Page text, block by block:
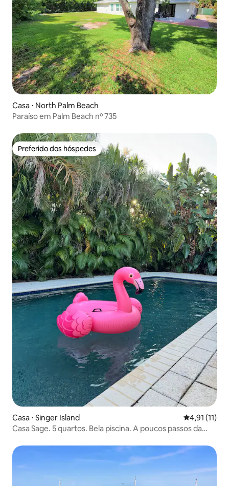
Casa ⋅ North Palm Beach
Paraíso em Palm Beach nº 735
Preferido dos hóspedes
Preferido dos hóspedes
Casa ⋅ Singer Island 4,91 de uma
4,91 (11)
Casa Sage. 5 quartos. Bela piscina. A poucos passos da